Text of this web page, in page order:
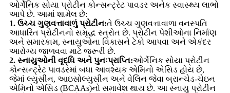
ઓર્ગેનિક સોયા પ્રોટીન કોન્સન્ટ્રેટ પાવડર અનેક સ્વાસ્થ્ય લાભો
આપે છે. આમાં શામેલ છે:
1. ઉચ્ચ ગુણવત્તાવાળું પ્રોટીન:તે ઉચ્ચ ગુણવત્તાવાળા વનસ્પતિ
આધારિત પ્રોટીનનો સમૃદ્ધ સ્ત્રોત છે. પ્રોટીન પેશીઓના નિર્માણ
અને સમારકામ, સ્નાયુઓના વિકાસને ટેકો આપવા અને એકંદર
આરોગ્ય જાળવવા માટે જરૂરી છે.
2. સ્નાયુઓની વૃદ્ધિ અને પુનઃપ્રાપ્તિ:ઓર્ગેનિક સોયા પ્રોટીન
કોન્સન્ટ્રેટ પાવડરમાં બધા આવશ્યક એમિનો એસિડ હોય છે,
જેમાં લ્યુસીન, આઇસોલ્યુસીન અને વેલિન જેવા બ્રાન્ચેડ-ચેઇન
એમિનો એસિડ (BCAAs)નો સમાવેશ થાય છે. આ સ્નાયુ પ્રોટીન